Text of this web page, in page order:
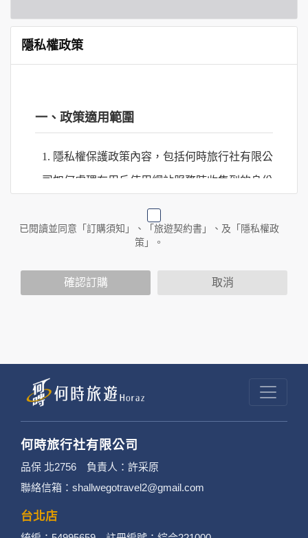
隱私權政策
一、政策適用範圍
1. 隱私權保護政策內容，包括何時旅行社有限公
司如何處理在用戶使用網站服務時收集到的身份
份識別資料。
以外的公司 or 網站群，與非何時旅行社有限公
提供的個人資訊，這些廣告廠商或連結網站有其
個別的隱私權保護政策，其資料處理措施不適用
3. 您個人在何時旅行社有限公司旗下網站上的聊
天室或討論區中任意公開個人資料的行為，在非
經加密的保護下，不適用於何時旅行社有限公司
已閱讀並同意「訂購須知」、「旅遊契約書」、及「隱私權政
策」。
確認訂購 取消
何時旅行社有限公司
品保 北2756 負責人：許采原
聯絡信箱：shallwegotravel2@gmail.com
台北店